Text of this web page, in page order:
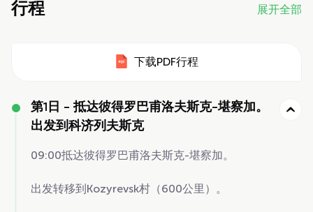
行程 展开全部
下载PDF行程
第1日 -抵达彼得罗巴甫洛夫斯克-堪察加。
出发到科济列夫斯克
09:00抵达彼得罗巴甫洛夫斯克-堪察加。
出发转移到Kozyrevsk村（600公里）。